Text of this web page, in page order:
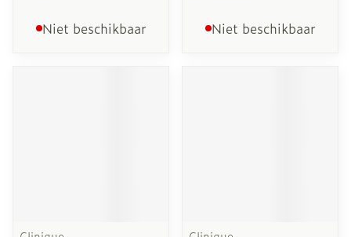
Niet beschikbaar Niet beschikbaar